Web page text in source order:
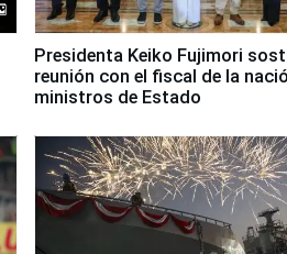
Presidenta Keiko Fujimori
reunión con el fiscal de la
ministros de Estado